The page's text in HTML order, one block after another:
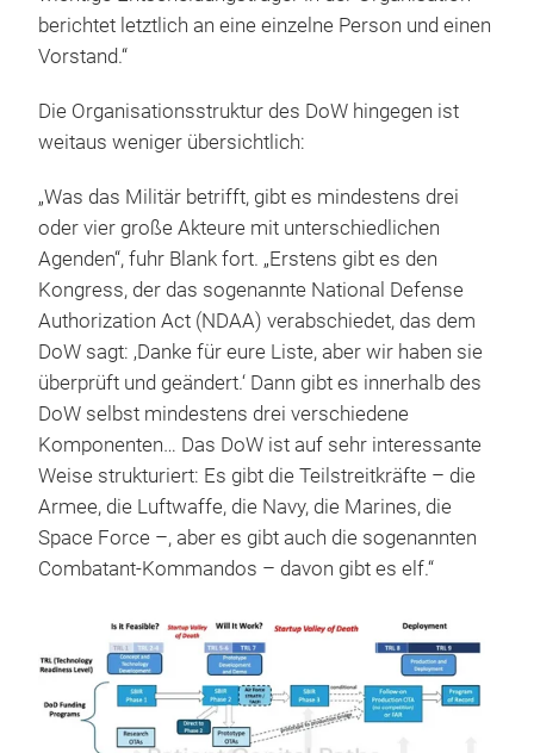
berichtet letztlich an eine einzelne Person und einen
Vorstand.“
Die Organisationsstruktur des DoW hingegen ist
weitaus weniger übersichtlich:
„Was das Militär betrifft, gibt es mindestens drei
oder vier große Akteure mit unterschiedlichen
Agenden“, fuhr Blank fort. „Erstens gibt es den
Kongress, der das sogenannte National Defense
Authorization Act (NDAA) verabschiedet, das dem
DoW sagt: ‚Danke für eure Liste, aber wir haben sie
überprüft und geändert.‘ Dann gibt es innerhalb des
DoW selbst mindestens drei verschiedene
Komponenten… Das DoW ist auf sehr interessante
Weise strukturiert: Es gibt die Teilstreitkräfte – die
Armee, die Luftwaffe, die Navy, die Marines, die
Space Force –, aber es gibt auch die sogenannten
Combatant-Kommandos – davon gibt es elf.“